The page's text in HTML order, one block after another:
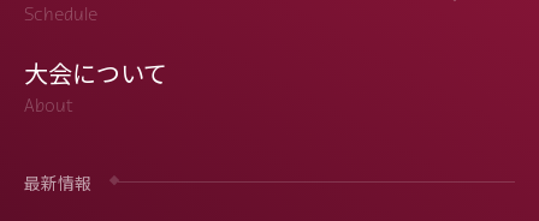
Schedule
大会について
About
最新情報